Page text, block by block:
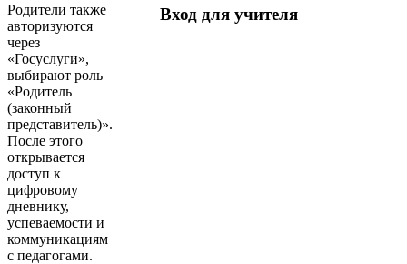
Родители также
авторизуются
через
«Госуслуги»,
выбирают роль
«Родитель
(законный
представитель)».
После этого
открывается
доступ к
цифровому
дневнику,
успеваемости и
коммуникациям
с педагогами.
Вход для учителя